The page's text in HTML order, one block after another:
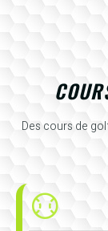
Des cours de